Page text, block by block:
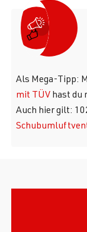
Als Mega-Tipp:
mit TÜV hast du
Auch hier gilt: